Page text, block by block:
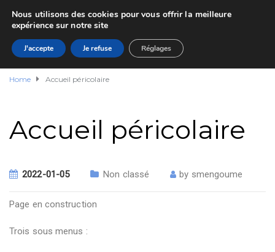
Home Accueil péricolaire
Accueil péricolaire
2022-01-05 Non classé by smengoume
Page en construction
Trois sous menus :
Nous utilisons des cookies pour vous offrir la meilleure
expérience sur notre site
J'accepte Je refuse Réglages